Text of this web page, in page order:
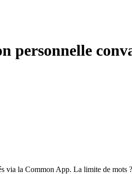
personnelle
via la Common App. La limite de mots ?